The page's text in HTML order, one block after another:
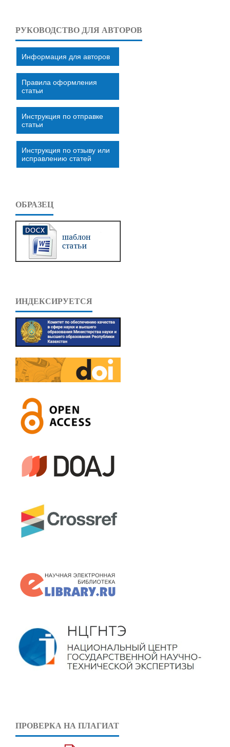
РУКОВОДСТВО ДЛЯ АВТОРОВ
Информация для авторов
Правила оформления
статьи
Инструкция по отправке
статьи
Инструкция по отзыву или
исправлению статей
ОБРАЗЕЦ
ИНДЕКСИРУЕТСЯ
ПРОВЕРКА НА ПЛАГИАТ